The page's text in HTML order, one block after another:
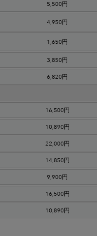
5,500円
4,950円
1,650円
3,850円
6,820円
16,500円
10,890円
22,000円
14,850円
9,900円
16,500円
10,890円